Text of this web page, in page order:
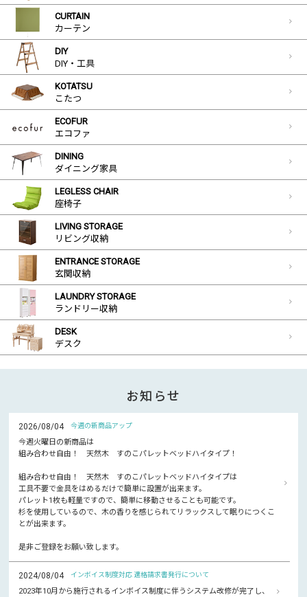
CURTAIN
カーテン
DIY
DIY・工具
KOTATSU
こたつ
ECOFUR
エコファ
DINING
ダイニング家具
LEGLESS CHAIR
座椅子
LIVING STORAGE
リビング収納
ENTRANCE STORAGE
玄関収納
LAUNDRY STORAGE
ランドリー収納
DESK
デスク
お知らせ
2026/08/04 今週の新商品アップ
今週火曜日の新商品は
組み合わせ自由！ 天然木 すのこパレットベッドハイタイプ！
組み合わせ自由！ 天然木 すのこパレットベッドハイタイプは
工具不要で金具をはめるだけで簡単に設置が出来ます。
パレット1枚も軽量ですので、簡単に移動させることも可能です。
杉を使用しているので、木の香りを感じられてリラックスして眠りにつくこ
とが出来ます。
是非ご登録をお願い致します。
2024/08/04 インボイス制度対応 適格請求書発行について
2023年10月から施行されるインボイス制度に伴うシステム改修が完了し、